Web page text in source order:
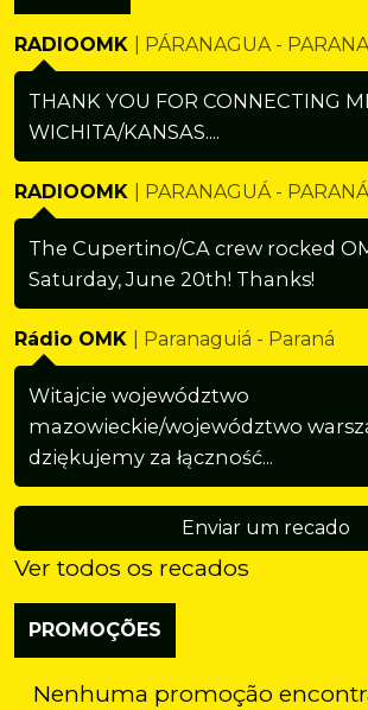
RADIOOMK | PÁRANAGUA - PARANA
THANK YOU FOR CONNECTING
WICHITA/KANSAS....
RADIOOMK | PARANAGUÁ - PARANÁ
The Cupertino/CA crew rocked
Saturday, June 20th! Thanks!
Rádio OMK | Paranaguiá - Paraná
Witajcie województwo
mazowieckie/województwo
dziękujemy za łączność...
Enviar um recado
Ver todos os recados
PROMOÇÕES
Nenhuma promoção